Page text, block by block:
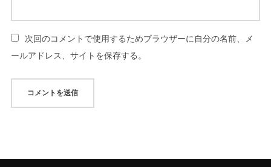
次回のコメントで使用するためブラウザーに自分の名前、メ
ールアドレス、サイトを保存する。